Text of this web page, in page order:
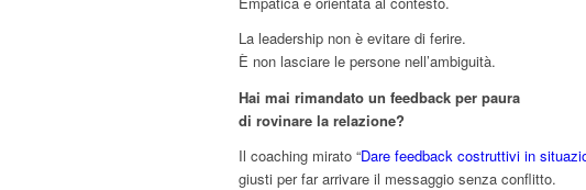
La leadership non è evitare di ferire.
È non lasciare le persone nell’ambiguità.
Hai mai rimandato un feedback per paura
di rovinare la relazione?
Il coaching mirato “Dare feedback costruttivi in
giusti per far arrivare il messaggio senza conflitto.